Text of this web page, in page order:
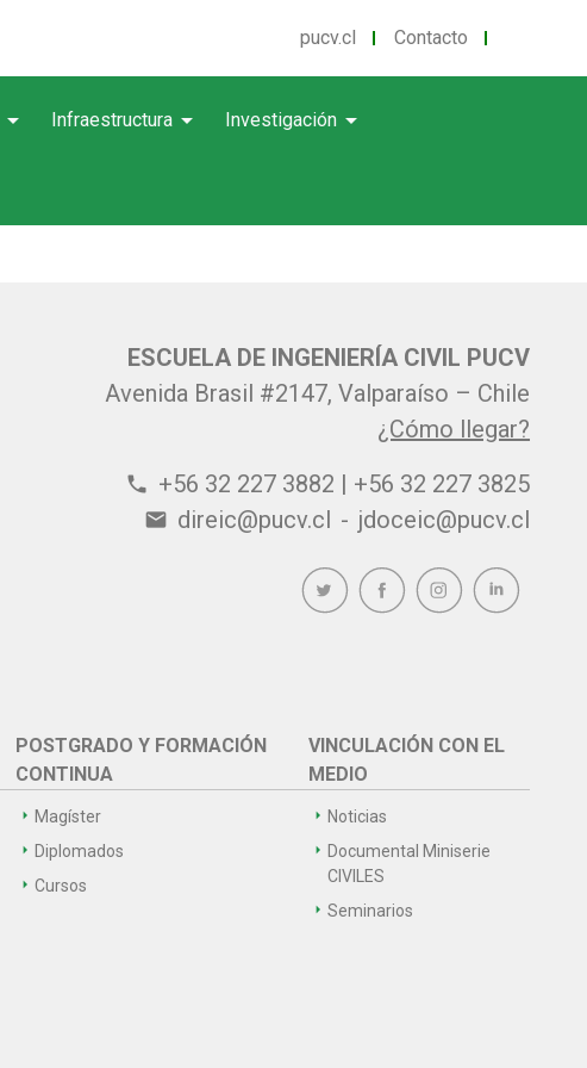
pucv.cl Contacto
arrow_drop_down Infraestructura arrow_drop_down Investigación arrow_drop_down
ESCUELA DE INGENIERÍA CIVIL PUCV
Avenida Brasil #2147, Valparaíso – Chile
¿Cómo llegar?
phone +56 32 227 3882 | +56 32 227 3825
email direic@pucv.cl - jdoceic@pucv.cl
POSTGRADO Y FORMACIÓN
CONTINUA
Magíster
Diplomados
Cursos
VINCULACIÓN CON EL
MEDIO
Noticias
Documental Miniserie
CIVILES
Seminarios